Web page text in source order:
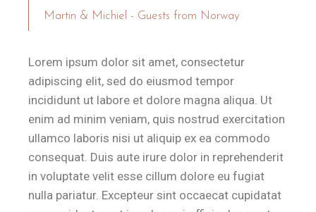
Martin & Michiel - Guests from Norway
Lorem ipsum dolor sit amet, consectetur
adipiscing elit, sed do eiusmod tempor
incididunt ut labore et dolore magna aliqua. Ut
enim ad minim veniam, quis nostrud exercitation
ullamco laboris nisi ut aliquip ex ea commodo
consequat. Duis aute irure dolor in reprehenderit
in voluptate velit esse cillum dolore eu fugiat
nulla pariatur. Excepteur sint occaecat cupidatat